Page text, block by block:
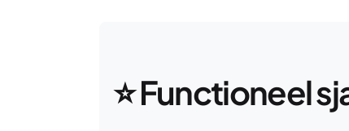
⭐ Functioneel